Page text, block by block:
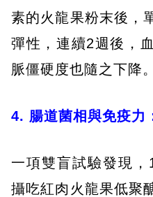
素的火龍果粉末後，
彈性，連續2週後，
脈僵硬度也隨之下降。
4. 腸道菌相與免疫力
一項雙盲試驗發現
攝吃紅肉火龍果低聚